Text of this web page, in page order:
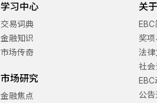
学习中心
交易词典
金融知识
市场传奇
市场研究
金融焦点
关
奖
法
社
公